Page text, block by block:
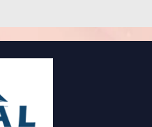
à